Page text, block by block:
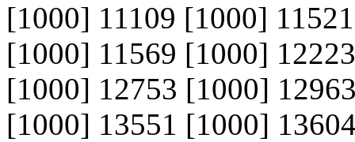
[1000] 11109 [1000]
[1000] 11569 [1000]
[1000] 12753 [1000]
[1000] 13551 [1000]